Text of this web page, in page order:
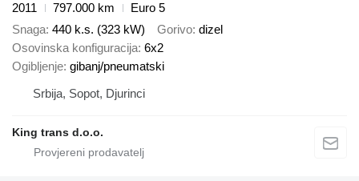
2011
797.000 km
Euro 5
Snaga 440 k.s. (323 kW) Gorivo dizel
Osovinska konfiguracija 6x2
Ogibljenje gibanj/pneumatski
Srbija, Sopot, Djurinci
King trans d.o.o.